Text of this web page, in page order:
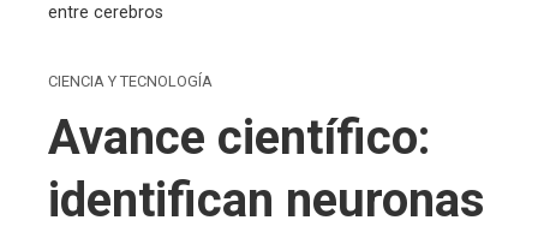
entre cerebros
CIENCIA Y TECNOLOGÍA
Avance científico:
identifican neuronas